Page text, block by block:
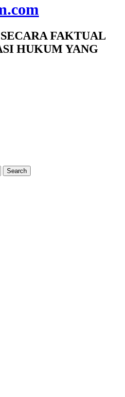
FAKTUAL
HUKUM YANG